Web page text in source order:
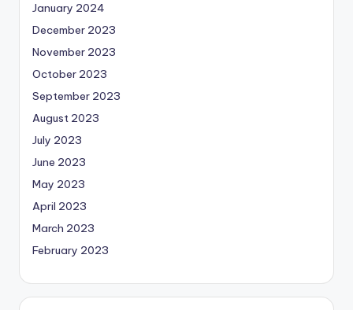
January 2024
December 2023
November 2023
October 2023
September 2023
August 2023
July 2023
June 2023
May 2023
April 2023
March 2023
February 2023